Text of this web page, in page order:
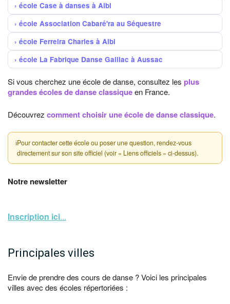
école Case à danses à Albi
école Association Cabaré'ra au Séquestre
école Ferreira Charles à Albi
école La Fabrique Danse Gaillac à Aussac
Si vous cherchez une école de danse, consultez les plus
grandes écoles de danse classiqueen France.
Découvrez comment choisir une école de danse classique.
ℹPour contacter cette école ou poser une question, rendez-vous
directement sur son site officiel (voir « Liens officiels » ci-dessus).
Notre newsletter
Inscription ici...
Principales villes
Envie de prendre des cours de danse ? Voici les principales
villes avec des écoles répertoriées :